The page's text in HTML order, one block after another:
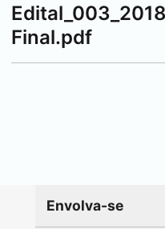
Final.pdf
Envolva-se